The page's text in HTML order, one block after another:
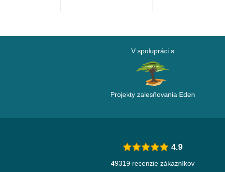
V spolupráci s
Projekty zalesňovania Eden
4.9
49319 recenzie zákazníkov